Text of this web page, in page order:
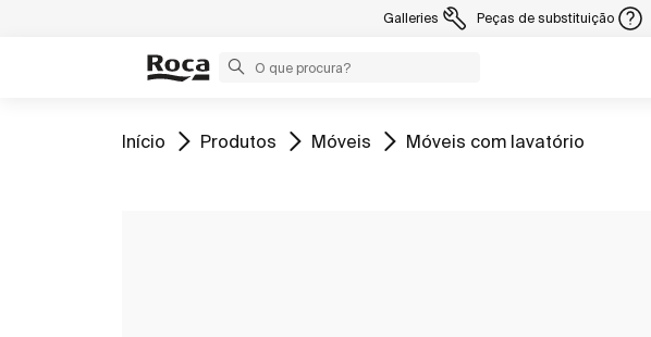
Galleries Peças de substituição
Ir para
Início Ir para
Produtos Ir para
Móveis Ir para
Móveis com lavatório